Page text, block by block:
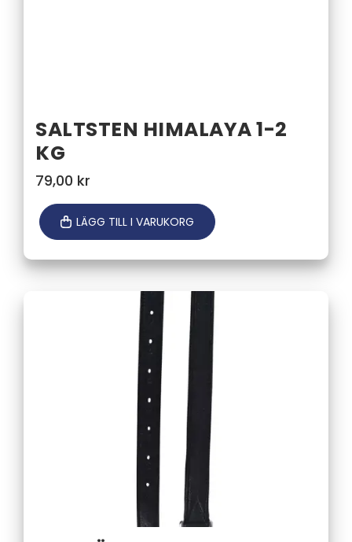
SALTSTEN HIMALAYA 1-2
KG
79,00 kr
LÄGG TILL I VARUKORG